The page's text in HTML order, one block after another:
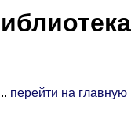
перейти на главную